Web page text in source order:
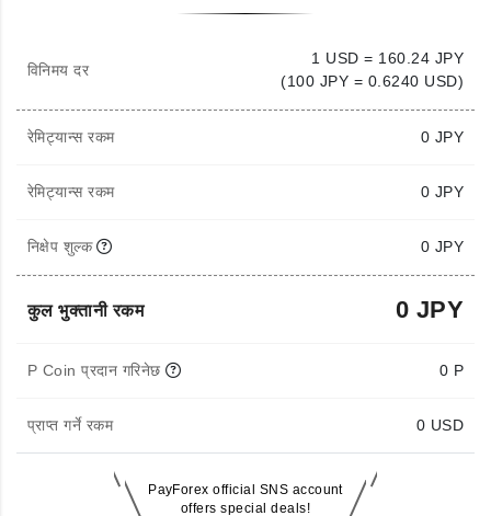
विनिमय दर
1 USD = 160.24 JPY
(100 JPY = 0.6240 USD)
रेमिट्यान्स रकम 0 JPY
रेमिट्यान्स रकम 0 JPY
निक्षेप शुल्क 0 JPY
कुल भुक्तानी रकम 0 JPY
P Coin प्रदान गरिनेछ 0 P
प्राप्त गर्ने रकम 0 USD
PayForex official SNS account
offers special deals!